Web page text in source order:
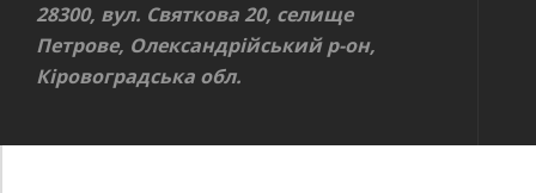
28300, вул. Святкова 20, селище
Петрове, Олександрійський р-он,
Кіровоградська обл.